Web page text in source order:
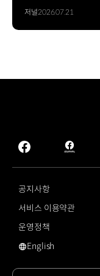
자율주행 상용화로
저널2026.07.21
facebook
hmg
journal
공지사항
서비스 이용약관
운영정책
#전기차 톱 픽에 대한
English